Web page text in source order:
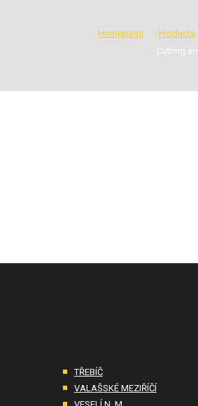
Homepage Products
Cutting
TŘEBÍČ
VALAŠSKÉ MEZIŘÍČÍ